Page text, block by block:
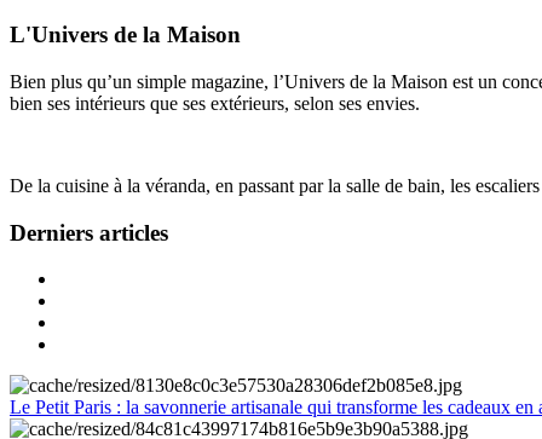
L'Univers de la Maison
Bien plus qu’un simple magazine, l’Univers de la Maison est un
bien ses intérieurs que ses extérieurs, selon ses envies.
De la cuisine à la véranda, en passant par la salle de bain, les
Derniers articles
Le Petit Paris : la savonnerie artisanale qui transforme les cadeaux en